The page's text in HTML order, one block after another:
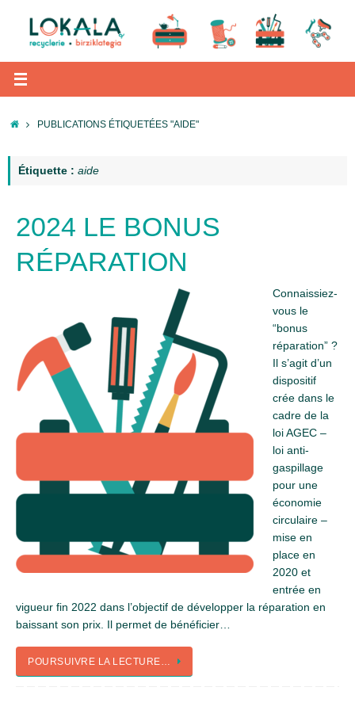
contenu
ACCUEIL
PUBLICATIONS ÉTIQUETÉES "AIDE"
Étiquette : aide
2024 LE BONUS
RÉPARATION
Connaissiez-
vous le
“bonus
réparation” ?
Il s’agit d’un
dispositif
crée dans le
cadre de la
loi AGEC –
loi anti-
gaspillage
pour une
économie
circulaire –
mise en
place en
2020 et
entrée en
vigueur fin 2022 dans l’objectif de développer la réparation en
baissant son prix. Il permet de bénéficier…
POURSUIVRE LA LECTURE…